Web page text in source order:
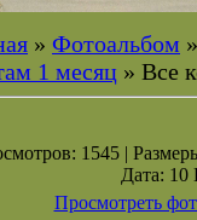
» Фотоальбом
1 месяц » Все
1545 |
Дата:
Просмотреть